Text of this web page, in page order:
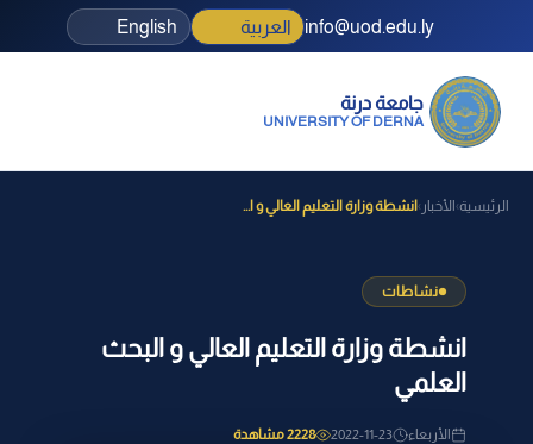
info@uod.edu.ly العربية English
جامعة درنة
UNIVERSITY OF DERNA
الرئيسية› الأخبار ›انشطة وزارة التعليم العالي و ا...
نشاطات
انشطة وزارة التعليم العالي و البحث
العلمي
الأربعاء 2022-11-23 2228 مشاهدة